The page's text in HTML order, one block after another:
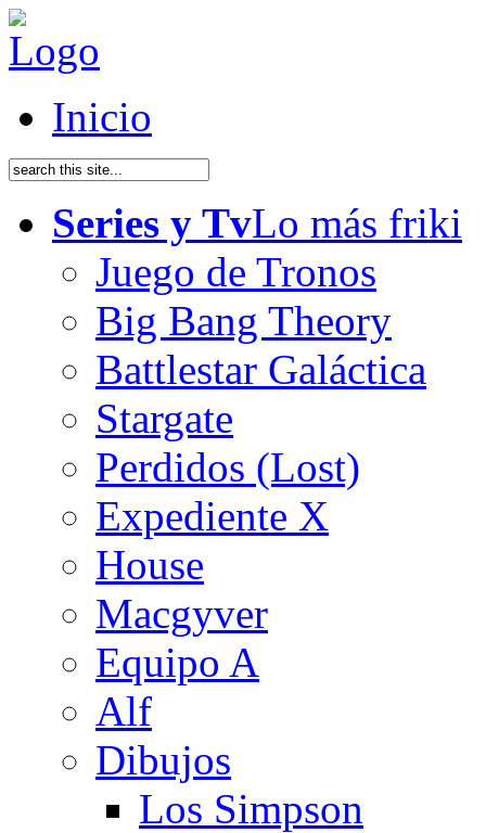
Inicio
Series y TvLo más friki
Juego de Tronos
Big Bang Theory
Battlestar Galáctica
Stargate
Perdidos (Lost)
Expediente X
House
Macgyver
Equipo A
Alf
Dibujos
Los Simpson